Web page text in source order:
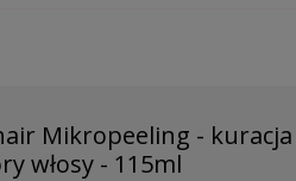
Mikropeeling -
włosy - 115ml